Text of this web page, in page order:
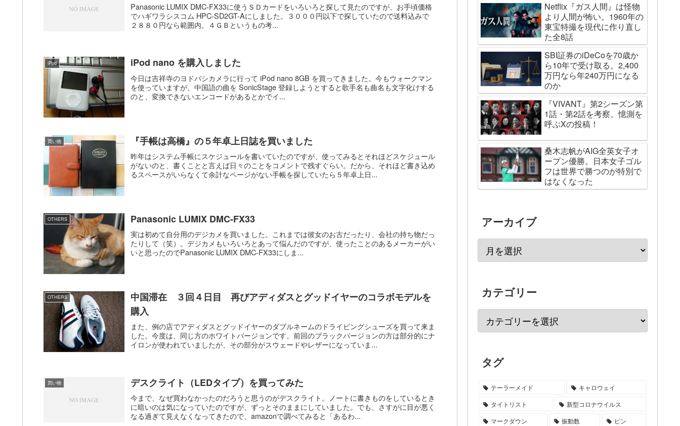
Panasonic LUMIX DMC-FX33に使うＳＤカードをいろいろと探して見たのですが、お手頃価格
でハギワラシスコム HPC-SD2GT-Aにしました。３０００円以下で探していたので送料込みで
２８８０円なら範囲内。４ＧＢというもの考...
iPod iPod nano を購入しました
今日は吉祥寺のヨドバシカメラに行って iPod nano 8GB を買ってきました。今もウォークマン
を使っていますが、中国語の曲を SonicStage 登録しようとすると歌手名も曲名も文字化けする
のと、変換できないエンコードがあるとかでイ...
買い物 『手帳は高橋』の５年卓上日誌を買いました
昨年はシステム手帳にスケジュールを書いていたのですが、使ってみるとそれほどスケジュール
がないのと、書くことと言えば日々のことをコメントで残すぐらい。だから、それほど書き込め
るスペースがいらなくて余計なページがない手帳を探していたら５年卓上日...
OTHERS Panasonic LUMIX DMC-FX33
実は初めて自分用のデジカメを買いました。これまでは彼女のお古だったり、会社の持ち物だっ
たりして（笑）。デジカメもいろいろとあって悩んだのですが、使ったことのあるメーカーがい
いと思ったのでPanasonic LUMIX DMC-FX33にしま...
OTHERS
中国滞在 ３回４日目 再びアディダスとグッドイヤーのコラボモデルを
購入
また、例の店でアディダスとグッドイヤーのダブルネームのドライビングシューズを買って来ま
した。今度は、同じ方のホワイトバージョンです。前回のブラックバージョンの方は部分的にナ
イロンが使われていましたが、その部分がスウェードやレザーになっていま...
買い物 デスクライト（LEDタイプ）を買ってみた
今まで、なぜ買わなかったのだろうと思うのがデスクライト。ノートに書きものをしているとき
に暗いのは気になっていたのですが、ずっとそのままにしていました。でも、さすがに目が悪く
なる過ぎて見えなくなってきたので、amazonで調べてみると「あるわ...
Netflix『ガス人間』は怪物
より人間が怖い。1960年の
東宝特撮を現代に作り直し
た全8話
SBI証券のiDeCoを70歳か
ら10年で受け取る。2,400
万円なら年240万円になる
のか
『VIVANT』第2シーズン第
1話・第2話を考察。憶測を
呼ぶXの投稿！
桑木志帆がAIG全英女子オ
ープン優勝。日本女子ゴル
フは世界で勝つのが特別で
はなくなった
アーカイブ
カテゴリー
タグ
テーラーメイド
キャロウェイ
タイトリスト
新型コロナウイルス
マークダウン
振動数
ピン